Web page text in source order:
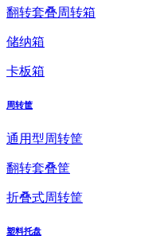
翻转套叠周转箱
储纳箱
卡板箱
周转筐
通用型周转筐
翻转套叠筐
折叠式周转筐
塑料托盘